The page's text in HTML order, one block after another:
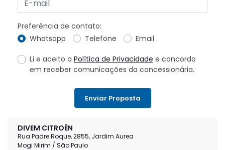
DIVEM CITROËN
Rua Padre Roque, 2855, Jardim Aurea
Mogi Mirim / São Paulo
Preferência de contato:
Whatsapp
Telefone Email
Li e aceito a Política de Privacidade e concordo
em receber comunicações da concessionária.
Enviar Proposta